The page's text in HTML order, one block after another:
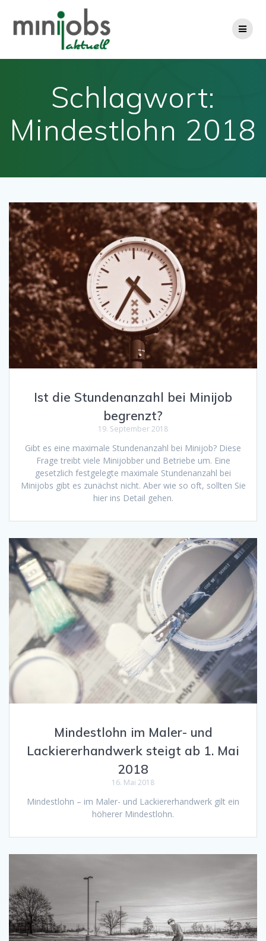
Schlagwort:
Mindestlohn 2018
Ist die Stundenanzahl bei Minijob
begrenzt?
19. September 2018
Gibt es eine maximale Stundenanzahl bei Minijob? Diese
Frage treibt viele Minijobber und Betriebe um. Eine
gesetzlich festgelegte maximale Stundenanzahl bei
Minijobs gibt es zunächst nicht. Aber wie so oft, sollten Sie
hier ins Detail gehen.
Mindestlohn im Maler- und
Lackiererhandwerk steigt ab 1. Mai
2018
16. Mai 2018
Mindestlohn – im Maler- und Lackiererhandwerk gilt ein
höherer Mindestlohn.